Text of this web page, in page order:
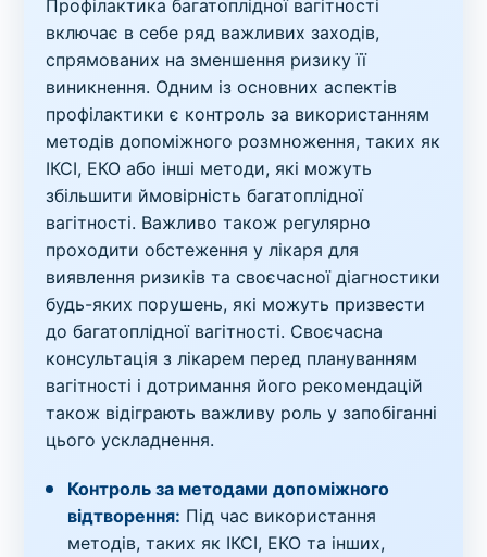
Профілактика багатоплідної вагітності
включає в себе ряд важливих заходів,
спрямованих на зменшення ризику її
виникнення. Одним із основних аспектів
профілактики є контроль за використанням
методів допоміжного розмноження, таких як
ІКСІ, ЕКО або інші методи, які можуть
збільшити ймовірність багатоплідної
вагітності. Важливо також регулярно
проходити обстеження у лікаря для
виявлення ризиків та своєчасної діагностики
будь-яких порушень, які можуть призвести
до багатоплідної вагітності. Своєчасна
консультація з лікарем перед плануванням
вагітності і дотримання його рекомендацій
також відіграють важливу роль у запобіганні
цього ускладнення.
Контроль за методами допоміжного
відтворення: Під час використання
методів, таких як ІКСІ, ЕКО та інших,